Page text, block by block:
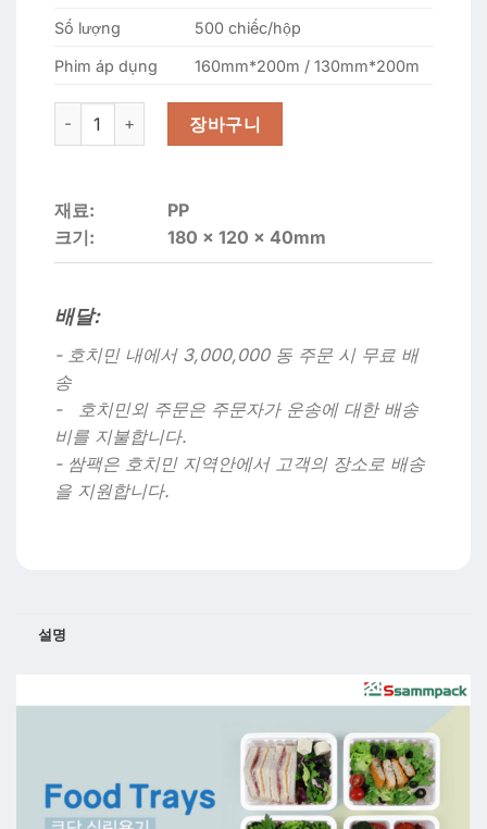
Số lượng 500 chiếc/hộp
Phim áp dụng 160mm*200m / 130mm*200m
G-12184 (12x18x4) 500개 실링용기 수량
장바구니
재료:
PP
크기:
180 x 120 x 40mm
배달:
- 호치민 내에서 3,000,000 동 주문 시 무료 배
송
- 호치민외 주문은 주문자가 운송에 대한 배송
비를 지불합니다.
- 쌈팩은 호치민 지역안에서 고객의 장소로 배송
을 지원합니다.
설명